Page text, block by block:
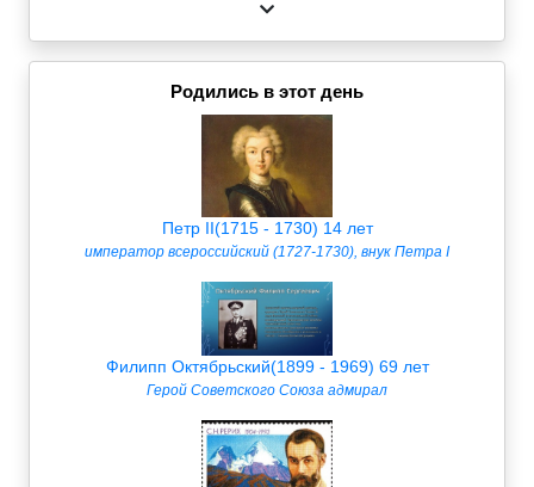
Родились в этот день
Петр II(1715 - 1730) 14 лет
император всероссийский (1727-1730), внук Петра I
Филипп Октябрьский(1899 - 1969) 69 лет
Герой Советского Союза адмирал